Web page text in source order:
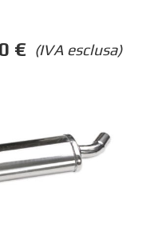
(IVA esclusa)
€